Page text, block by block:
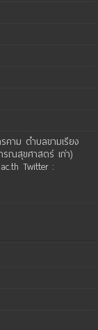
าม ตำบลขามเรียง
รณสุขศาสตร์ เก่า)
Twitter :